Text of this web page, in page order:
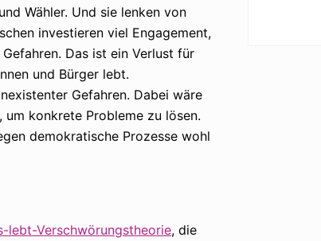
Wähler. Und sie lenken von
investieren viel Engagement,
Das ist ein Verlust für
und Bürger lebt.
Gefahren. Dabei wäre
konkrete Probleme zu lösen.
demokratische Prozesse wohl
lebt-Verschwörungstheorie, die